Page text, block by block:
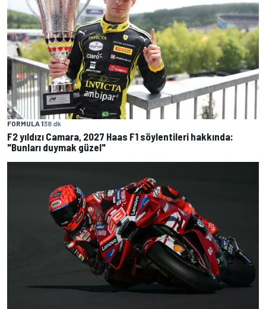
FORMULA 138 dk
F2 yıldızı Camara, 2027 Haas F1 söylentileri hakkında:
"Bunları duymak güzel"